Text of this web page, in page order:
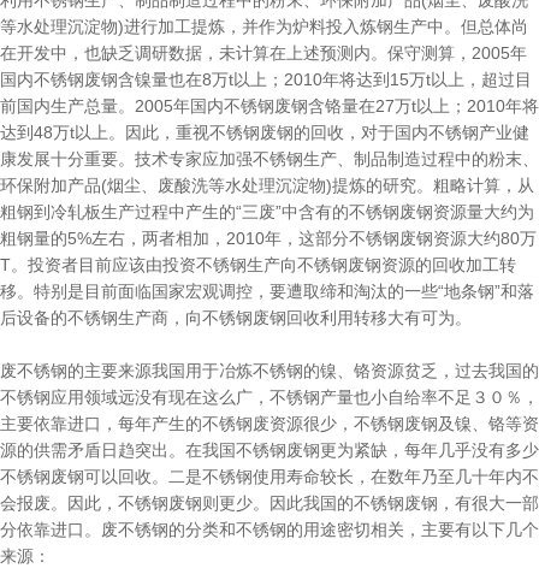
等水处理沉淀物)进行加工提炼，并作为炉料投入炼钢生产中。但总体尚
在开发中，也缺乏调研数据，未计算在上述预测内。保守测算，2005年
国内不锈钢废钢含镍量也在8万t以上；2010年将达到15万t以上，超过目
前国内生产总量。2005年国内不锈钢废钢含铬量在27万t以上；2010年将
达到48万t以上。因此，重视不锈钢废钢的回收，对于国内不锈钢产业健
康发展十分重要。技术专家应加强不锈钢生产、制品制造过程中的粉末、
环保附加产品(烟尘、废酸洗等水处理沉淀物)提炼的研究。粗略计算，从
粗钢到冷轧板生产过程中产生的“三废”中含有的不锈钢废钢资源量大约为
粗钢量的5%左右，两者相加，2010年，这部分不锈钢废钢资源大约80万
T。投资者目前应该由投资不锈钢生产向不锈钢废钢资源的回收加工转
移。特别是目前面临国家宏观调控，要遭取缔和淘汰的一些“地条钢”和落
后设备的不锈钢生产商，向不锈钢废钢回收利用转移大有可为。
废不锈钢的主要来源我国用于冶炼不锈钢的镍、铬资源贫乏，过去我国的
不锈钢应用领域远没有现在这么广，不锈钢产量也小自给率不足３０％，
主要依靠进口，每年产生的不锈钢废资源很少，不锈钢废钢及镍、铬等资
源的供需矛盾日趋突出。在我国不锈钢废钢更为紧缺，每年几乎没有多少
不锈钢废钢可以回收。二是不锈钢使用寿命较长，在数年乃至几十年内不
会报废。因此，不锈钢废钢则更少。因此我国的不锈钢废钢，有很大一部
分依靠进口。废不锈钢的分类和不锈钢的用途密切相关，主要有以下几个
来源：